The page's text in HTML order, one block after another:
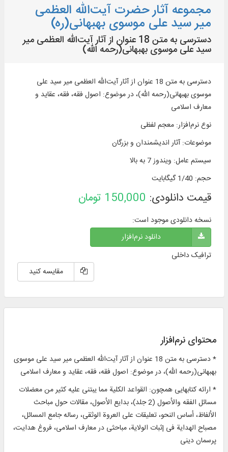
مجموعه آثار حضرت آیت‌الله العظمی
میر سید علی موسوی بهبهانی(ره)
دسترسی به متن 18 عنوان از آثار آیت‌الله العظمی میر
سید علی موسوی بهبهانی(رحمه الله)
دسترسی به متن 18 عنوان از آثار آیت‌الله العظمی میر سید علی
موسوی بهبهانی(رحمه الله)، در موضوع: اصول فقه، فقه، عقاید و
معارف اسلامی
نوع نرم‌افزار:معجم لفظی
موضوعات:آثار اندیشمندان و بزرگان
سیستم عامل: ویندوز 7 به بالا
حجم: 1/40 گیگابایت
قیمت دانلودی: 150,000 تومان
نسخه دانلودی موجود است:
دانلود نرم‌افزار
ترافیک داخلی
مقایسه کنید
محتوای نرم‌افزار
* دسترسی به متن 18 عنوان از آثار آیت‌الله العظمی میر سید علی موسوی
بهبهانی(رحمه الله)، در موضوع: اصول فقه، فقه، عقاید و معارف اسلامی
* ارائه کتاب­هایی همچون: القواعد الکلیة مما یبتنی علیه کثیر من معضلات
مسائل الفقه والأصول‌ (2 جلد)، بدایع الأصول، مقالات حول مباحث
الألفاظ، أساس النحو، تعلیقات علی العروة الوثقی، رساله جامع المسائل،
مصباح الهدایة فی إثبات الولایة، مباحثی در معارف اسلامی، فروغ هدایت،
پرسمان دینی